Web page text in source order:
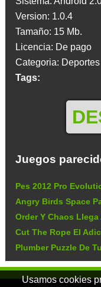
Version: 1.0.4
Tamaño: 15 Mb.
Licencia: De pago
Categoria: Deportes
Tags:
Juegos
Pes 2012 Pro
Angry Birds Space
Order Y Chaos Llega
Cut The Rope El
Plumber Puzzle De
Usamos cookies